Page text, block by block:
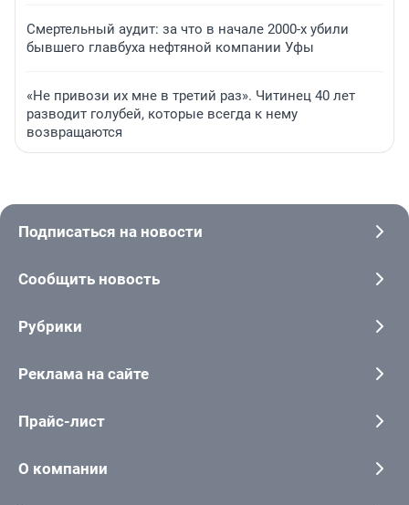
Смертельный аудит: за что в начале 2000-х убили
бывшего главбуха нефтяной компании Уфы
«Не привози их мне в третий раз». Читинец 40 лет
разводит голубей, которые всегда к нему
возвращаются
Подписаться на новости
Сообщить новость
Рубрики
Реклама на сайте
Прайс-лист
О компании